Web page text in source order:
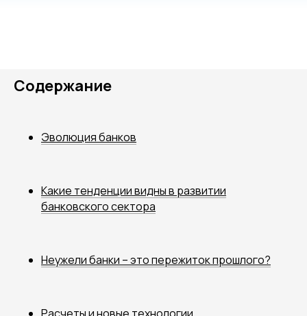
Содержание
Эволюция банков
Какие тенденции видны в развитии
банковского сектора
Неужели банки – это пережиток прошлого?
Расчеты и новые технологии